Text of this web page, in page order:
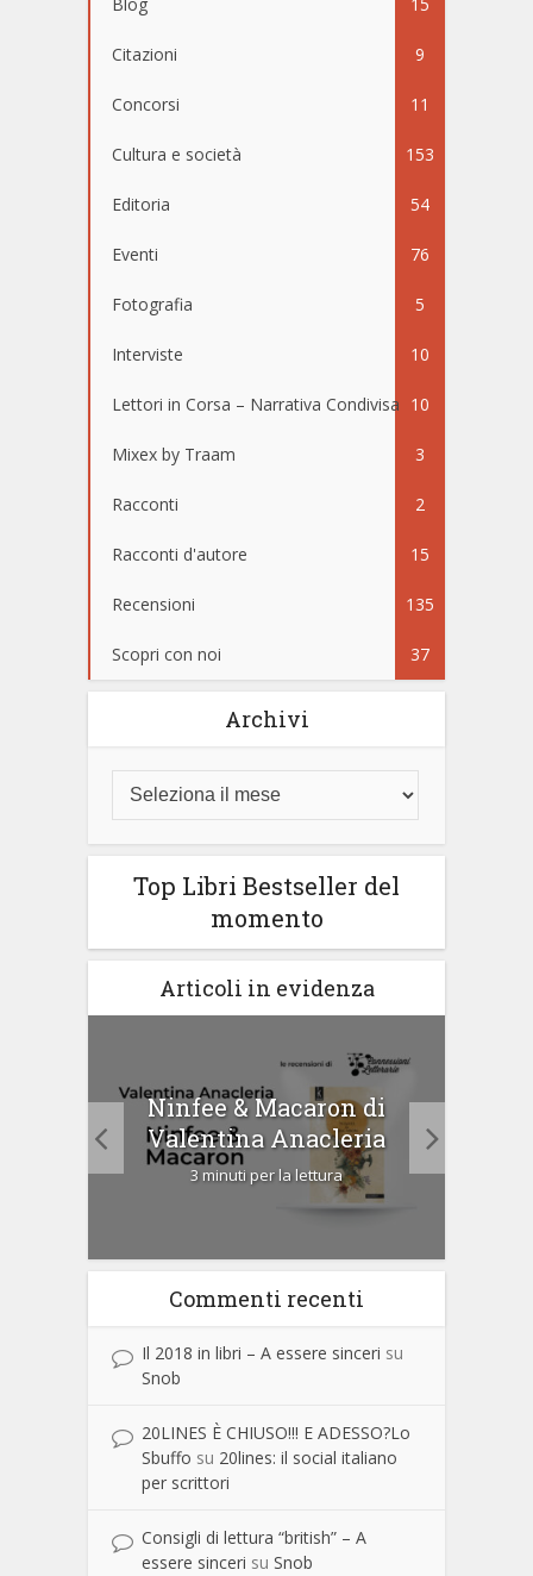
Blog 15
Citazioni 9
Concorsi 11
Cultura e società 153
Editoria 54
Eventi 76
Fotografia 5
Interviste 10
Lettori in Corsa – Narrativa Condivisa 10
Mixex by Traam 3
Racconti 2
Racconti d'autore 15
Recensioni 135
Scopri con noi 37
Archivi
Top Libri Bestseller del
momento
Articoli in evidenza
Ninfee & Macaron di
Valentina Anacleria
3 minuti per la lettura
Commenti recenti
Il 2018 in libri – A essere sinceri su
Snob
20LINES È CHIUSO!!! E ADESSO?Lo
Sbuffo su 20lines: il social italiano
per scrittori
Consigli di lettura “british” – A
essere sinceri su Snob